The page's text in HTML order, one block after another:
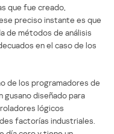
que fue creado,
preciso instante es que
de métodos de análisis
en el caso de los
de los programadores de
gusano diseñado para
lógicos
factorías industriales.